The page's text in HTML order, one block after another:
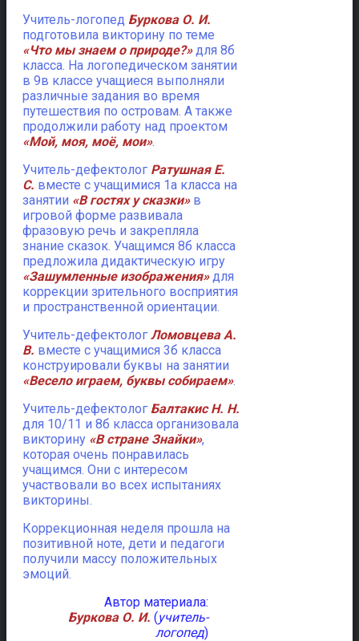
Учитель-логопед Буркова О. И.
подготовила викторину по теме
«Что мы знаем о природе?» для 8б
класса. На логопедическом занятии
в 9в классе учащиеся выполняли
различные задания во время
путешествия по островам. А также
продолжили работу над проектом
«Мой, моя, моё, мои».
Учитель-дефектолог Ратушная Е.
С. вместе с учащимися 1а класса на
занятии «В гостях у сказки»в
игровой форме развивала
фразовую речь и закрепляла
знание сказок. Учащимся 8б класса
предложила дидактическую игру
«Зашумленные изображения»для
коррекции зрительного восприятия
и пространственной ориентации.
Учитель-дефектолог Ломовцева А.
В. вместе с учащимися 3б класса
конструировали буквы на занятии
«Весело играем, буквы собираем».
Учитель-дефектолог Балтакис Н. Н.
для 10/11 и 8б класса организовала
викторину «В стране Знайки»,
которая очень понравилась
учащимся. Они с интересом
участвовали во всех испытаниях
викторины.
Коррекционная неделя прошла на
позитивной ноте, дети и педагоги
получили массу положительных
эмоций.
Автор материала:
Буркова О. И. (учитель-
логопед)